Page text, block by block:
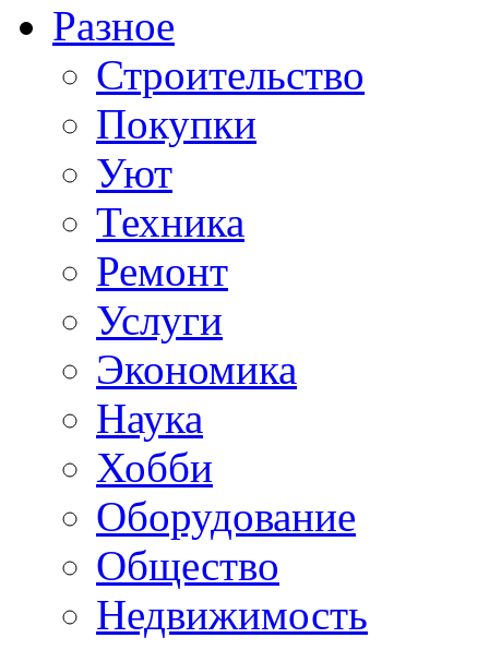
Разное
Строительство
Покупки
Уют
Техника
Ремонт
Услуги
Экономика
Наука
Хобби
Оборудование
Общество
Недвижимость